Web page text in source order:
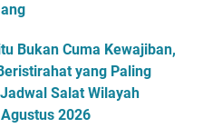
Bukan Cuma Kewajiban,
yang Paling
Salat Wilayah
2026